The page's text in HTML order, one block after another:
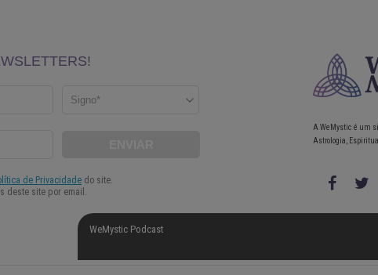
A WeMystic é um
Astrologia,
WeMystic Podcast